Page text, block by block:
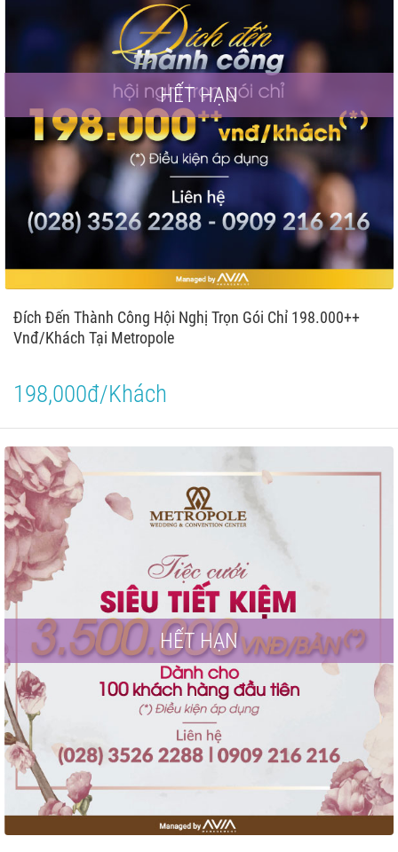
HẾT HẠN
Đích Đến Thành Công Hội Nghị Trọn Gói Chỉ 198.000++
Vnđ/Khách Tại Metropole
198,000đ/Khách
HẾT HẠN